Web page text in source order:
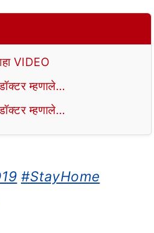
VIDEO
म्हणाले…
म्हणाले…
#StayHome